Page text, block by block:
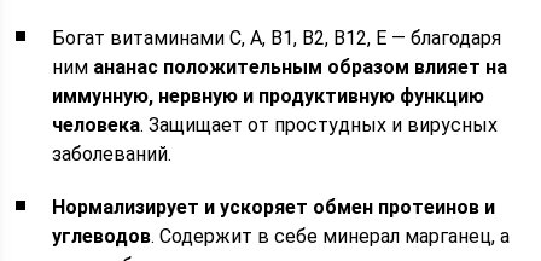
Богат витаминами C, A, B1, B2, B12, E — благодаря
ним ананас положительным образом влияет на
иммунную, нервную и продуктивную функцию
человека. Защищает от простудных и вирусных
заболеваний.
Нормализирует и ускоряет обмен протеинов и
углеводов. Содержит в себе минерал марганец, а